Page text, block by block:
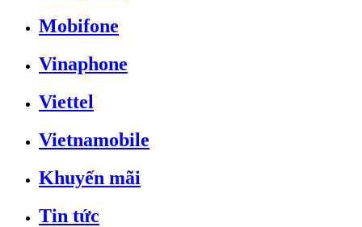
Mobifone
Vinaphone
Viettel
Vietnamobile
Khuyến mãi
Tin tức